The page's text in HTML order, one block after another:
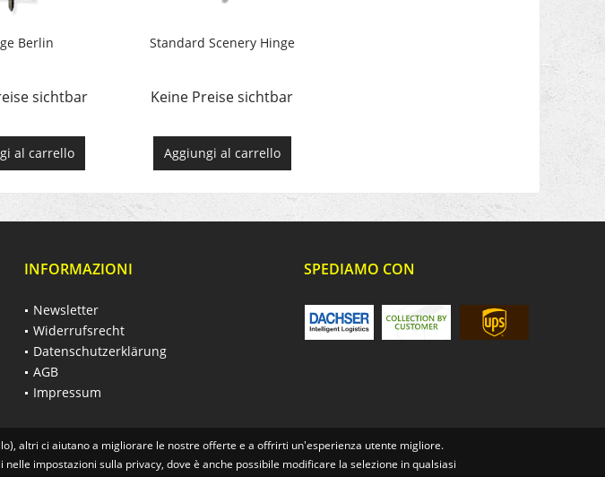
Berlin
sichtbar
al carrello
Standard Scenery Hinge
Keine Preise sichtbar
Aggiungi al carrello
INFORMAZIONI
Newsletter
Widerrufsrecht
Datenschutzerklärung
AGB
Impressum
SPEDIAMO CON
altri ci aiutano a migliorare le nostre offerte e a offrirti un'esperienza utente migliore.
impostazioni sulla privacy, dove è anche possibile modificare la selezione in qualsiasi